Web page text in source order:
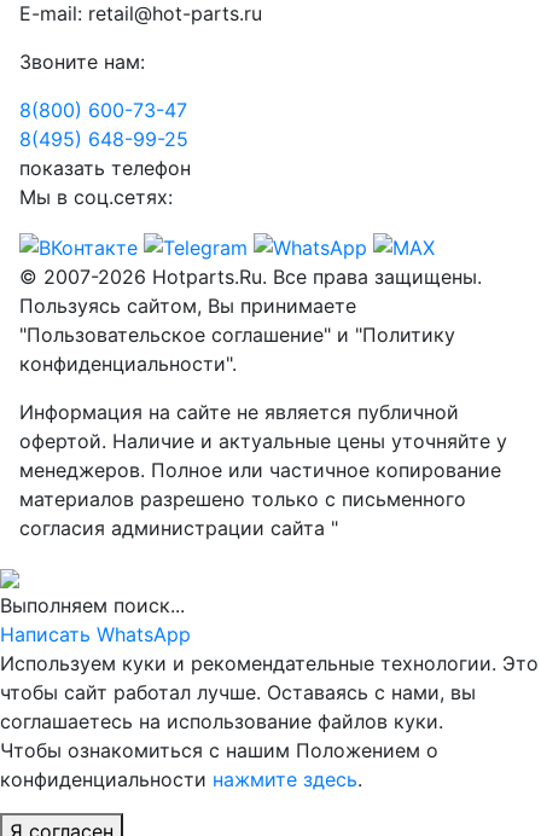
E-mail: retail@hot-parts.ru
Звоните нам:
8(800) 600-73-47
8(495) 648-99-25
показать телефон
Мы в соц.сетях:
© 2007-2026 Hotparts.Ru. Все права защищены.
Пользуясь сайтом, Вы принимаете
"Пользовательское соглашение" и "Политику
конфиденциальности".
Информация на сайте не является публичной
офертой. Наличие и актуальные цены уточняйте у
менеджеров. Полное или частичное копирование
материалов разрешено только с письменного
согласия администрации сайта "
Выполняем поиск...
Написать WhatsApp
Используем куки и рекомендательные технологии. Это
чтобы сайт работал лучше. Оставаясь с нами, вы
соглашаетесь на использование файлов куки.
Чтобы ознакомиться с нашим Положением о
конфиденциальности нажмите здесь.